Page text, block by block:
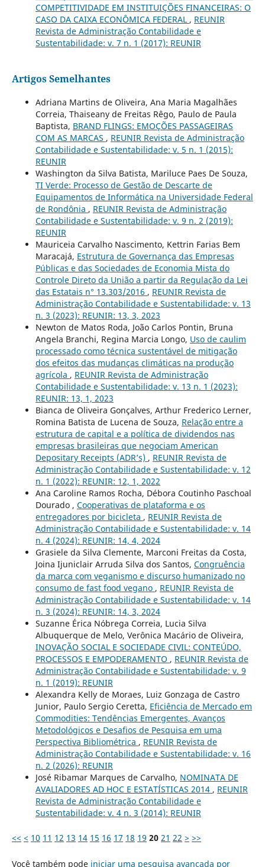
COMPETITIVIDADE EM INSTITUIÇÕES FINANCEIRAS: O
CASO DA CAIXA ECONÔMICA FEDERAL , REUNIR
Revista de Administração Contabilidade e
Sustentabilidade: v. 7 n. 1 (2017): REUNIR
Artigos Semelhantes
Adriana Martins de Oliveira, Ana Maria Magalhães
Correia, Thaiseany de Freitas Rêgo, Paulo de Paula
Baptista, BRAND FLINGS: EMOÇÕES PASSAGEIRAS
COM AS MARCAS , REUNIR Revista de Administração
Contabilidade e Sustentabilidade: v. 5 n. 1 (2015):
REUNIR
Washington da Silva Batista, Mariluce Paes De Souza,
TI Verde: Processo de Gestão de Descarte de
Equipamentos de Informática na Universidade Federal
de Rondônia , REUNIR Revista de Administração
Contabilidade e Sustentabilidade: v. 9 n. 2 (2019):
REUNIR
Mauriceia Carvalho Nascimento, Kettrin Farias Bem
Maracajá, Estrutura de Governança das Empresas
Públicas e das Sociedades de Economia Mista do
Controle Direto da União a partir da Regulação da Lei
das Estatais n° 13.303/2016 , REUNIR Revista de
Administração Contabilidade e Sustentabilidade: v. 13
n. 3 (2023): REUNIR: 13, 3, 2023
Newton de Matos Roda, João Carlos Pontin, Bruna
Angela Branchi, Regina Marcia Longo, Uso de caulim
processado como técnica sustentável de mitigação
dos efeitos das mudanças climáticas na produção
agrícola , REUNIR Revista de Administração
Contabilidade e Sustentabilidade: v. 13 n. 1 (2023):
REUNIR: 13, 1, 2023
Bianca de Oliveira Gonçalves, Arthur Frederico Lerner,
Romina Batista de Lucena de Souza, Relação entre a
estrutura de capital e a política de dividendos nas
empresas brasileiras que negociam American
Depositary Receipts (ADR’s) , REUNIR Revista de
Administração Contabilidade e Sustentabilidade: v. 12
n. 1 (2022): REUNIR: 12, 1, 2022
Ana Caroline Ramos Rocha, Débora Coutinho Paschoal
Dourado , Cooperativas de plataforma e os
entregadores por bicicleta , REUNIR Revista de
Administração Contabilidade e Sustentabilidade: v. 14
n. 4 (2024): REUNIR: 14, 4, 2024
Grasiele da Silva Clemente, Marconi Freitas da Costa,
Joina Ijuniclair Arruda Silva dos Santos, Congruência
da marca com veganismo e discurso humanizado no
consumo de fast food vegano , REUNIR Revista de
Administração Contabilidade e Sustentabilidade: v. 14
n. 3 (2024): REUNIR: 14, 3, 2024
Suzanne Érica Nóbrega Correia, Lucia Silva
Albuquerque de Melo, Verônica Macário de Oliveira,
INOVAÇÃO SOCIAL E SOCIEDADE CIVIL: CONTEÚDO,
PROCESSOS E EMPODERAMENTO , REUNIR Revista de
Administração Contabilidade e Sustentabilidade: v. 9
n. 1 (2019): REUNIR
Alexandra Kelly de Moraes, Luiz Gonzaga de Castro
Junior, Paulo Sergio Ceretta, Eficiência de Mercado em
Commodities: Tendências Emergentes, Avanços
Metodológicos e Desafios de Pesquisa em uma
Perspectiva Bibliométrica , REUNIR Revista de
Administração Contabilidade e Sustentabilidade: v. 16
n. 2 (2026): REUNIR
José Ribamar Marques de Carvalho, NOMINATA DE
AVALIADORES AD HOC E ESTATÍSTICAS 2014 , REUNIR
Revista de Administração Contabilidade e
Sustentabilidade: v. 4 n. 3 (2014): REUNIR
<< < 10 11 12 13 14 15 16 17 18 19 20 21 22 > >>
Você também pode iniciar uma pesquisa avançada por